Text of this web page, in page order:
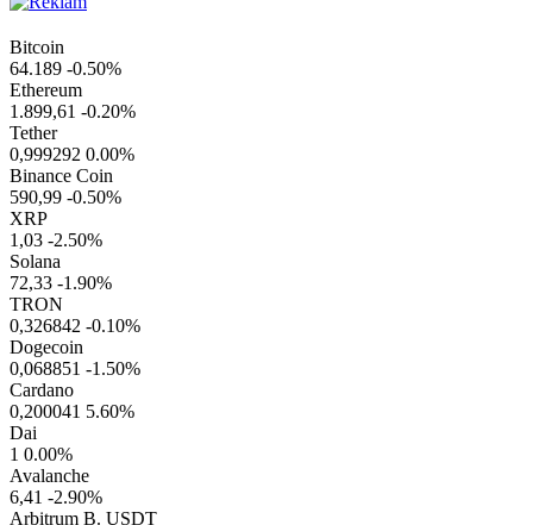
Bitcoin
64.189 -0.50%
Ethereum
1.899,61 -0.20%
Tether
0,999292 0.00%
Binance Coin
590,99 -0.50%
XRP
1,03 -2.50%
Solana
72,33 -1.90%
TRON
0,326842 -0.10%
Dogecoin
0,068851 -1.50%
Cardano
0,200041 5.60%
Dai
1 0.00%
Avalanche
6,41 -2.90%
Arbitrum B. USDT